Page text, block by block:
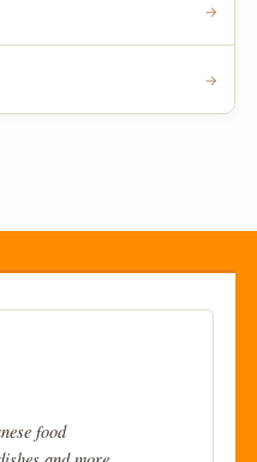
→
→
food